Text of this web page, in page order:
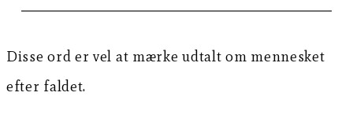
Disse ord er vel at mærke udtalt om mennesket
efter faldet.